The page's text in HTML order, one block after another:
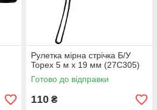
Рулетка мірна стрічка Б/У
Topex 5 м х 19 мм (27C305)
Готово до відправки
110 ₴